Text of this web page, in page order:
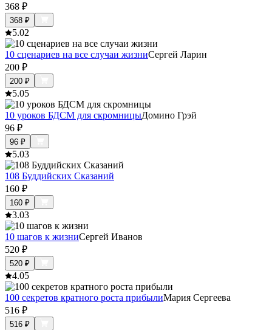
368 ₽
368 ₽
5.02
10 сценариев на все случаи жизниСергей Ларин
200 ₽
200 ₽
5.05
10 уроков БДСМ для скромницыДомино Грэй
96 ₽
96 ₽
5.03
108 Буддийских Сказаний
160 ₽
160 ₽
3.03
10 шагов к жизниСергей Иванов
520 ₽
520 ₽
4.05
100 секретов кратного роста прибылиМария Сергеева
516 ₽
516 ₽